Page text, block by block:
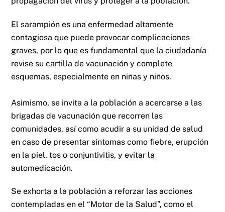
El sarampión es una enfermedad altamente
contagiosa que puede provocar complicaciones
graves, por lo que es fundamental que la ciudadanía
revise su cartilla de vacunación y complete
esquemas, especialmente en niñas y niños.
Asimismo, se invita a la población a acercarse a las
brigadas de vacunación que recorren las
comunidades, así como acudir a su unidad de salud
en caso de presentar síntomas como fiebre, erupción
en la piel, tos o conjuntivitis, y evitar la
automedicación.
Se exhorta a la población a reforzar las acciones
contempladas en el “Motor de la Salud”, como el